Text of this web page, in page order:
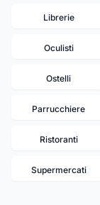
Librerie
Oculisti
Ostelli
Parrucchiere
Ristoranti
Supermercati